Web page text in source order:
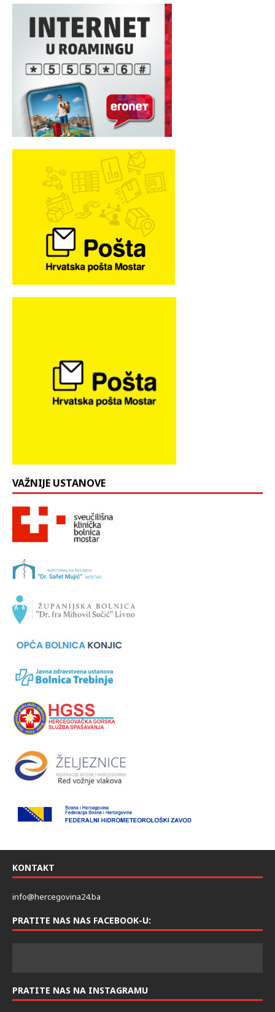
VAŽNIJE USTANOVE
KONTAKT
info@hercegovina24.ba
PRATITE NAS NAS FACEBOOK-U:
PRATITE NAS NA INSTAGRAMU